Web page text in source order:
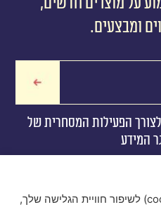
ומבצעים.
הפעילות המסחרית של
המידע
אנחנו משתמשים בעוגיות (cookies) לשיפור חוויית הגלישה שלך,